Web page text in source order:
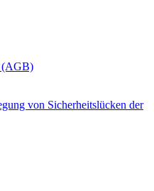
(AGB)
von Sicherheitslücken der